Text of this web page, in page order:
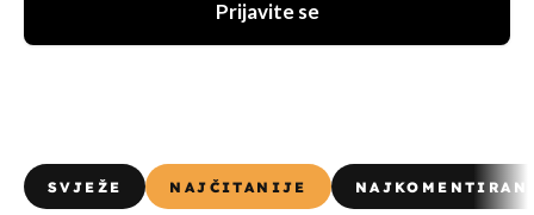
Prijavite se
SVJEŽE NAJČITANIJE